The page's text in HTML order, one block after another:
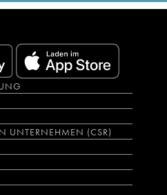
UNTERNEHMEN (CSR)